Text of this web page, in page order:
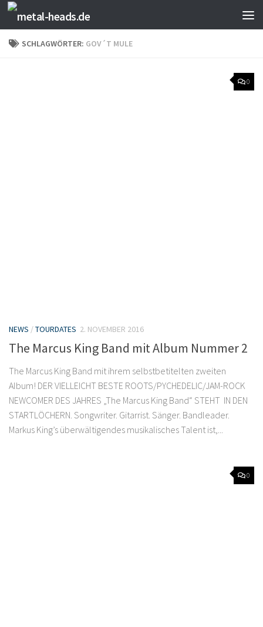
Zum Inhalt springen
SCHLAGWÖRTER: GOV´T MULE
0
NEWS /TOURDATES 2. NOVEMBER 2016
The Marcus King Band mit Album Nummer 2
The Marcus King Band mit ihrem selbstbetitelten zweiten
Album! DER VIELLEICHT BESTE ROOTS/PYCHEDELIC/JAM-ROCK
NEWCOMER DES JAHRES „The Marcus King Band“ STEHT IN DEN
STARTLÖCHERN. Songwriter. Gitarrist. Sänger. Bandleader.
Markus King’s überwältigendes musikalisches Talent ist,...
0